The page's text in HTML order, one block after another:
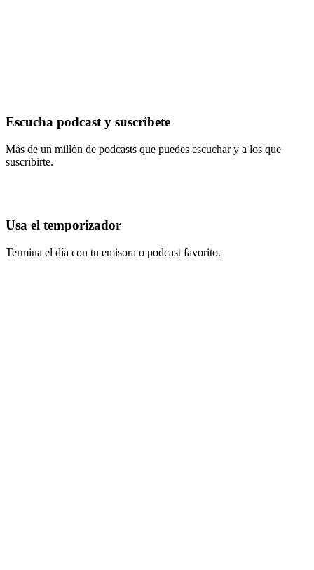
Escucha podcast y suscríbete
Más de un millón de podcasts que puedes escuchar y a los que
suscribirte.
Usa el temporizador
Termina el día con tu emisora o podcast favorito.